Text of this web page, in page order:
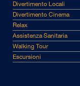
Divertimento Locali
Divertimento Cinema
Relax
Assistenza Sanitaria
Walking Tour
Escursioni